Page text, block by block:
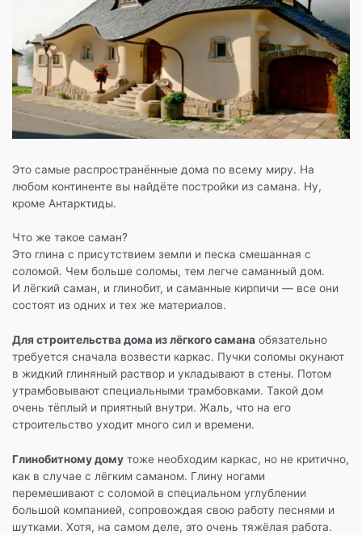
Это самые распространённые дома по всему миру. На
любом континенте вы найдёте постройки из самана. Ну,
кроме Антарктиды.
Что же такое саман?
Это глина с присутствием земли и песка смешанная с
соломой. Чем больше соломы, тем легче саманный дом.
И лёгкий саман, и глинобит, и саманные кирпичи — все они
состоят из одних и тех же материалов.
Для строительства дома из лёгкого самана обязательно
требуется сначала возвести каркас. Пучки соломы окунают
в жидкий глиняный раствор и укладывают в стены. Потом
утрамбовывают специальными трамбовками. Такой дом
очень тёплый и приятный внутри. Жаль, что на его
строительство уходит много сил и времени.
Глинобитному дому тоже необходим каркас, но не критично,
как в случае с лёгким саманом. Глину ногами
перемешивают с соломой в специальном углублении
большой компанией, сопровождая свою работу песнями и
шутками. Хотя, на самом деле, это очень тяжёлая работа.